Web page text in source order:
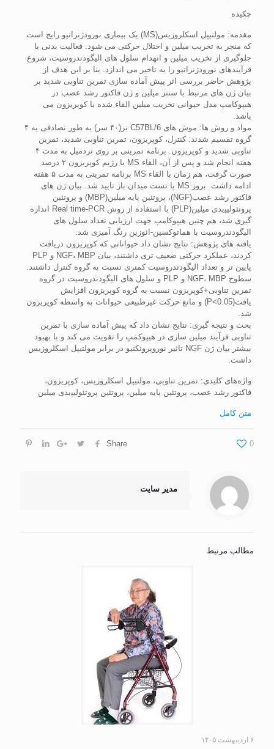
چکیده
مقدمه: مولتیپل اسکلروزیس(MS) یک بیماری نورودژنراتیو رایج است
که منجر به تخریب میلین و اختلال حرکتی می ‌شود. فعالیت بدنی با
جلوگیری از تخریب میلین و انهدام سلول‌ های الیگودندروسیت، شروع
فرآیندهای نورودژنراتیو را به تاخیر می‌‌ اندازد. بنا بر این هدف از
پژوهش حاضر بررسی اثر پیش آماده سازی تمرین تناوبی شدید بر
بیان ژن ‌های مرتبط با سنتز میلین و ژن فاکتور رشد عصب در
هیپوکامپ مدل حیوانی تخریب میلین القاء شده با کوپریزون می
‌باشد.
مواد و روش ‌ها: موش های C57BL/6 نر(۴۰ سر) به طور تصادفی به ۴
گروه تقسیم شدند: کنترل، کوپریزون، تمرین تناوبی شدید، تمرین
تناوبی شدید و کوپریزون. برنامه‌ تمرینی بر روی تردمیل به مدت ۴
هفته انجام شد و پس از آن، القاء MS با رژیم کوپریزون ۲ درصد
صورت گرفت، هم زمان با القاء MS برنامه تمرینی به مدت ۵ هفته
ادامه داشت. بروز MS با تست میدان باز تایید شد. بیان ژن ‌های
فاکتور رشد عصب(NGF)، پروتئین پایه میلین(MBP) و پروتئین
ﭘﺮوﺗﺌﻮ‌ﻟﯿﭙیدی میلین(PLP) با استفاده از روش Real time-PCR اندازه
‌گیری شد، هم چنین هیپوکامپ جهت ارزیابی تعداد سلول ‌های
الیگودندروسیت با هماتوکسین-ائوزین رنگ ‌آمیزی شد.
یافته ‌های پژوهش: نتایج نشان داد حیواناتی که کوپریزون دریافت
کردند، عملکرد حرکتی ضعیف‌ تری داشتند، بیان NGF، MBP و PLP
پایین ‌تر و تعداد الیگودندروسیت‌ کمتری نسبت به گروه کنترل داشتند.
سطوح NGF، MBP و PLP و سلول ‌های الیگودندروسیت در گروه
تمرین تناوبی+کوپریزون نسبت به گروه کوپریزون افزایش
یافت(P<0.05) و مانع حرکت غیرطبیعی حیوانات به واسطه کوپریزون
شد.
بحث و نتیجه‌ گیری: نتایج نشان داد که پیش ‌آماده سازی با تمرین
تناوبی فرآیند میلین ‌سازی در هیپوکمپ را تقویت می ‌کند و با بهبود
بیشتر بیان ژن NGF تاثیر نوروپروتکتیو در برابر مولتیپل اسکلروزیس
داشت.
واژه‌های کلیدی: تمرین تناوبی، مولتیپل اسکلروزیس، کوپریزون،
فاکتور رشد عصب، پروتئین پایه میلین، پروتئین ﭘﺮوﺗﺌﻮ‌ﻟﯿﭙیدی میلین
متن کامل
Share 0
مدیر سایت
مطالب مرتبط
۶ اردیبهشت ۱۴۰۵